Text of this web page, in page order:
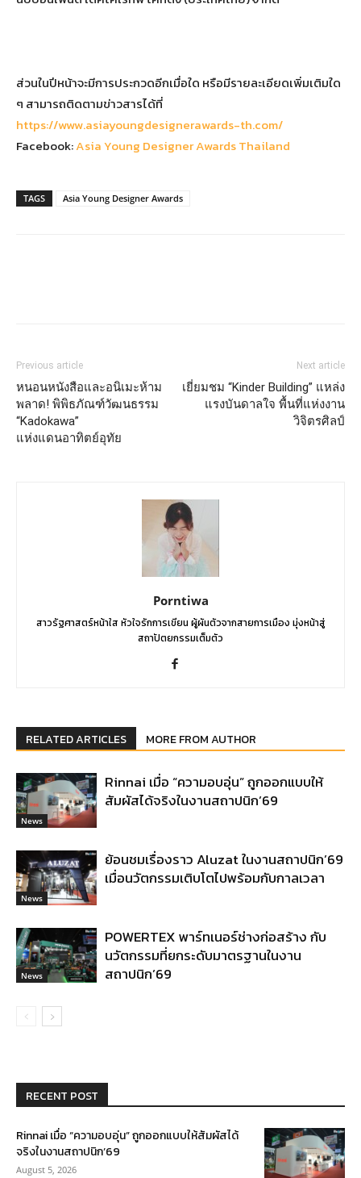
ส่วนในปีหน้าจะมีการประกวดอีกเมื่อใด หรือมีรายละเอียดเพิ่มเติมใด
ๆ สามารถติดตามข่าวสารได้ที่
https://www.asiayoungdesignerawards-th.com/
Facebook:Asia Young Designer Awards Thailand
TAGS Asia Young Designer Awards
Previous article
หนอนหนังสือและอนิเมะห้าม
พลาด! พิพิธภัณฑ์วัฒนธรรม
“Kadokawa”
แห่งแดนอาทิตย์อุทัย
Next article
เยี่ยมชม “Kinder Building” แหล่ง
แรงบันดาลใจ พื้นที่แห่งงาน
วิจิตรศิลป์
Porntiwa
สาวรัฐศาสตร์หน้าใส หัวใจรักการเขียน ผู้ผันตัวจากสายการเมือง มุ่งหน้าสู่
สถาปัตยกรรมเต็มตัว
RELATED ARTICLES MORE FROM AUTHOR
News
Rinnai เมื่อ “ความอบอุ่น” ถูกออกแบบให้
สัมผัสได้จริงในงานสถาปนิก’69
News
ย้อนชมเรื่องราว Aluzat ในงานสถาปนิก’69
เมื่อนวัตกรรมเติบโตไปพร้อมกับกาลเวลา
News
POWERTEX พาร์ทเนอร์ช่างก่อสร้าง กับ
นวัตกรรมที่ยกระดับมาตรฐานในงาน
สถาปนิก’69
RECENT POST
Rinnai เมื่อ “ความอบอุ่น” ถูกออกแบบให้สัมผัสได้
จริงในงานสถาปนิก’69
August 5, 2026